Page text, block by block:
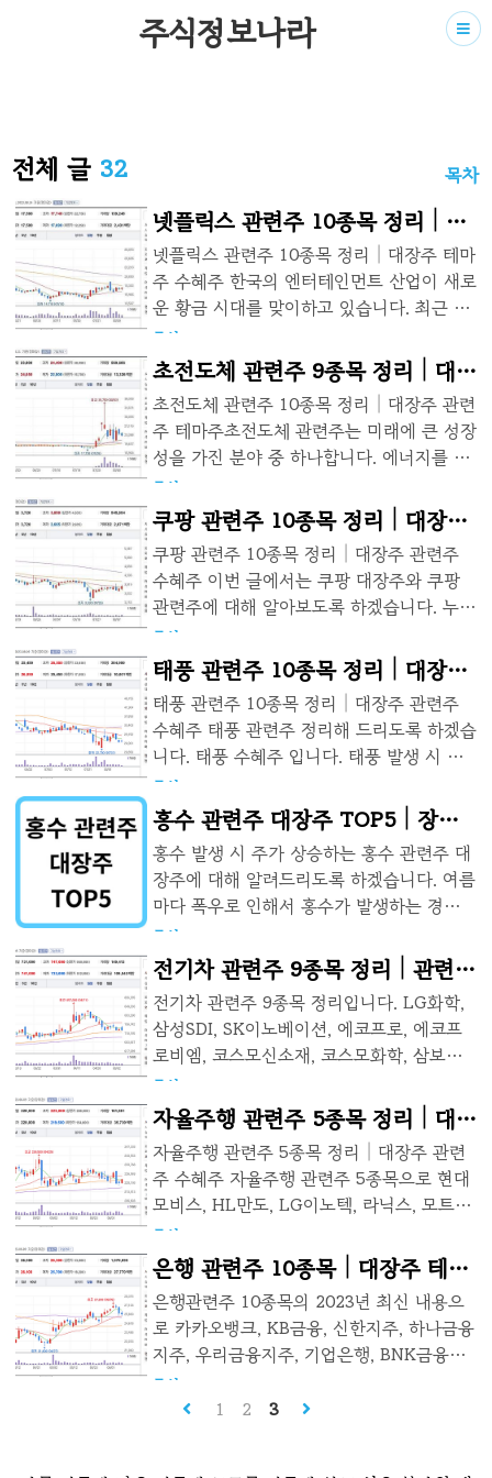
주식정보나라
목차
전체 글 32
넷플릭스 관련주 10종목 정리│대
장주 테마주 수혜주
넷플릭스 관련주 10종목 정리│대장주 테마
주 수혜주 한국의 엔터테인먼트 산업이 새로
운 황금 시대를 맞이하고 있습니다. 최근 발
표된 25억 달러의 투자 계획은 한국 콘텐츠
의 글로벌 인기와 영향력을 한층 높일 것으
로 보입니다. 넷플릭스 관련주 대장주를 확
인해보시기 바랍니다. 넷플릭스 대장주란?
넷플릭스 관련 주식은 영화, 드라마, 콘텐츠
제작하고 글로벌 OTT 플랫폼과의 협업을
다. 향후 성장 가능성과 수익 기대치가 높은
투자 대상으로 간주됩니다. 관련 기업들은
넷플릭스와 함께 성장하며 드라마와 영화
제작 콘텐츠를 생산하고 글로벌 시장에서 주
장주) 기업소개 넷플릭스 대장주인 제이콘텐
트리는 시가총액 3,404억원으로 1969년 ..
주식
초전도체 관련주 9종목 정리│대장
주 관련주 테마주
초전도체 관련주 10종목 정리│대장주 관련
주 테마주초전도체 관련주는 미래에 큰 성장
성을 가진 분야 중 하나합니다. 에너지를 저
장하는 시스템이나 빠른 전자 기기, 그리고
자동차 충전 시스템 등 초전도체 관련주에
대해 알려드리겠습니다. 초전도체란?전류
저항이 없거나 전기를 효율적으로 전달하거
나 저장하는 데에 많이 쓰임, 전력 저장하는
시스템, 자기로 이미지를 만들어내는데 쓰이
려제강(초전도체 관련주)기업소개초전도체
관련주인 고려제강은 한국의 선진 철강 제조
기업으로 철강 만드는 회사입니다. 1970년
에 설립된 이후 지속적인 연구개발과 혁신을
철강 제품을 생산하고 있습니다. 철을 사용
해서 자동차, 배, 에너지, 집짓는 것 등 ..
주식
쿠팡 관련주 10종목 정리│대장주
관련주 수혜주
쿠팡 관련주 10종목 정리│대장주 관련주
수혜주 이번 글에서는 쿠팡 대장주와 쿠팡
관련주에 대해 알아보도록 하겠습니다. 누구
나 한번쯤 쿠팡으로 배달을 시켜본 적이 있
으시죠? 각개각층 남녀노소 할 것 없이 다양
한 연령들이 누구나 사용하는 쿠팡 관련주와
쿠팡 대장주를 시가총액 순으로 알아보도록
합시다. 다날(쿠팡 대장주) 기업소개 쿠팡 결
제 관련주인 다날은 쿠팡 대장주로 볼 수 있
개발, 수출 및 판매 등을 목적으로 하고 있습
니다. 2004년 7월에 코스닥시장에 상장되었
으며 커머스, 컨텐츠, 게임, 기타 부문으로
사업을 구성하고 있습니다. 주력 사업은 휴
대폰 결제 서비스로, 국내외에서 결제 및 인
증 사업을 수행하며 온/오프라인 휴대폰 결
제와 바코드 결제 등 다양한..
주식
태풍 관련주 10종목 정리│대장주
관련주 수혜주
태풍 관련주 10종목 정리│대장주 관련주
수혜주 태풍 관련주 정리해 드리도록 하겠습
니다. 태풍 수혜주 입니다. 태풍 발생 시 수
혜를 받아 상승할 확률이 높은 태풍 관련 주
식들입니다. 태풍 6호 카눈으로 인해 단기적
으로 움직일 수 있는 태풍 관련주 종목들을
소개해드리겠습니다. 하이드로리튬(태풍 관
련주) 기업소개 하이드로리튬은 1995년 설
립되었으며 토목자재 부품제조 및 판매, 시
2008년 코스닥 시장에 상장되었습니다. 주
로 지반의 안정화, 건축물 내진 설계 및 부력
방지 관련 기술지도와 활동을 통해 필요성을
강조하며 사업을 추진했습니다. SEE공법을
활용하여 케이슨들고리, 타이케이블, 영구앵
커와 같은 제품을 출시하여 사업을 성장시키
고, 기업부설 연구소를 설립하여 신제..
주식
홍수 관련주 대장주 TOP5│장마
홍수 대장주 테마주 수혜주
홍수 발생 시 주가 상승하는 홍수 관련주 대
장주에 대해 알려드리도록 하겠습니다. 여름
마다 폭우로 인해서 홍수가 발생하는 경우가
있습니다. 매 번 홍수가 발생할 때 홍수 관련
주 기업들은 이익을 얻었습니다. 아래 글을
통해 홍수가 발생했을 때 주가 상승하는 홍
수 관련주 기업들을 안내해드리도록 하겠습
니다. 인선이엔티 (홍수 관련주 대장주) 인
선이엔티는 홍수로 인해 발생한 건설 폐기물
기업으로 파주비앤알, 영흥산업환경을 보유
하고 있으며 폐차 재활용 비즈니스 업체인
인선모터스 최대주주입니다. 국내에서 폐기
물 관련하여 유일한 특허를 보유하고 있습니
한 상태이며, 리튬 폐배터리 재활용 시스템
을 구축하였고, 주택 공급이 증가함으로 ..
주식
전기차 관련주 9종목 정리│관련주
대장주 테마주
전기차 관련주 9종목 정리입니다. LG화학,
삼성SDI, SK이노베이션, 에코프로, 에코프
로비엠, 코스모신소재, 코스모화학, 삼보모
터스, 원익피앤이등이 있습니다. 전기차를
누구나 타고다니게 될 미래 산업에 주요 종
목들을 소개해드리도록 하겠습니다. LG화
학 기업 소개 시가총액 51조 2,500억원 배
당수익률 1.38%, 중국에서 LCD와 OLED
패널 수요증가와 수소 연료전지 분야 주목
리, 생명과학, IT & E 솔루션, 에너지 솔루션
진행, 대전, 울산, 여수, 인천, 미국, 중국, 인
도네시아, 폴란드 공장 보유 기업 실적 2022
년 매출액 : 51조 8,649억원 2022년 영업이
21.8%▲ 상승 전년 동..
주식
자율주행 관련주 5종목 정리│대장
주 관련주 수혜주
자율주행 관련주 5종목 정리│대장주 관련
주 수혜주 자율주행 관련주 5종목으로 현대
모비스, HL만도, LG이노텍, 라닉스, 모트렉
스 등이 있습니다. 아래 본문을 통해 확인해
보시기 바랍니다. 현대모비스 기업소개 시가
총액 20조9,784억원, 배당수익률 1.8%, 현
대자동차그룹의 핵심 계열사, 자동차 부품
제조 및 판매, 자율주행 자동차에 필요한 센
서, 카메라, 통신 장비, 자율주행 소프트웨어
부품 매출액을 10조 원으로 확대할 계획 기
주식
은행 관련주 10종목│대장주 테마
주 수혜주
은행관련주 10종목의 2023년 최신 내용으
로 카카오뱅크, KB금융, 신한지주, 하나금융
지주, 우리금융지주, 기업은행, BNK금융지
주, JB금융지주, DGB금융지주, 제주은행을
정리해드리도록 하겠습니다. 카카오뱅크 기
주식
1 2 3